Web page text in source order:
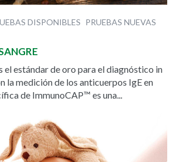
DISPONIBLES PRUEBAS NUEVAS
estándar de oro para el diagnóstico in
la medición de los anticuerpos IgE en
de ImmunoCAP™ es una...